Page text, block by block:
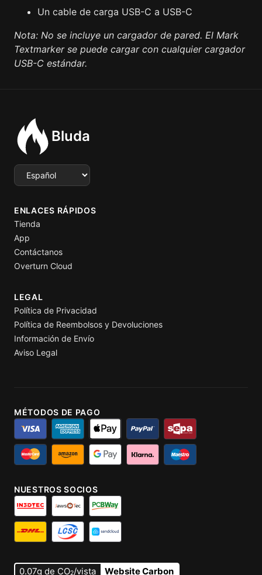
Un cable de carga USB-C a USB-C
Nota: No se incluye un cargador de pared. El Mark
Textmarker se puede cargar con cualquier cargador
USB-C estándar.
Bluda
Select language
ENLACES RÁPIDOS
Tienda
App
Contáctanos
Overturn Cloud
LEGAL
Política de Privacidad
Política de Reembolsos y Devoluciones
Información de Envío
Aviso Legal
MÉTODOS DE PAGO
NUESTROS SOCIOS
0.07g de CO2/vista Website Carbon